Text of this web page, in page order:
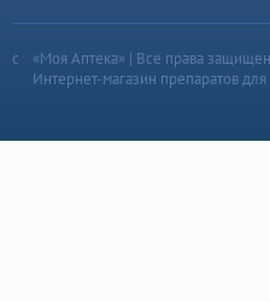
«Моя Аптека» | Все права
Интернет-магазин препаратов